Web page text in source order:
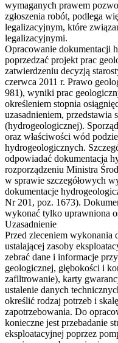
wymaganych prawem
zgłoszenia robót, podlega
legalizacyjnym, które
legalizacyjnymi.
Opracowanie dokumentacji
poprzedzać projekt prac
zatwierdzeniu decyzją
czerwca 2011 r. Prawo
981), wyniki prac
określeniem stopnia
uzasadnieniem, przedstawia
(hydrogeologicznej).
oraz właściwości wód
hydrogeologicznych.
odpowiadać dokumentacja
rozporządzeniu Ministra
w sprawie szczegółowych
dokumentacje
Nr 201, poz. 1673).
wykonać tylko uprawniona
Uzasadnienie
Przed zleceniem wykonania
ustalającej zasoby
zebrać dane i informacje
geologicznej, głębokości i
zafiltrowanie), karty
ustalenie danych
określić rodzaj potrzeb i
zapotrzebowania. Do
konieczne jest przebadanie
eksploatacyjnej poprzez